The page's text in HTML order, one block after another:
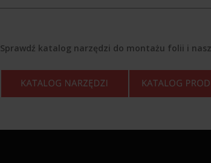
Sprawdź katalog narzędzi do montażu folii i